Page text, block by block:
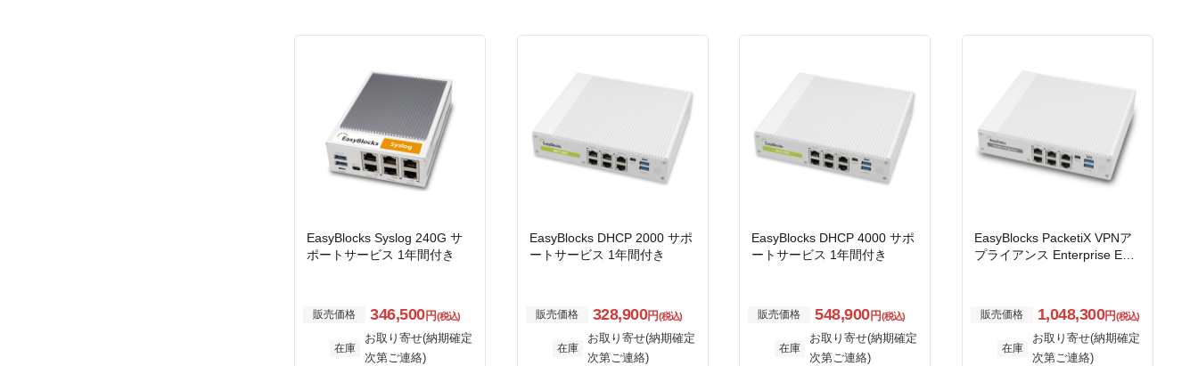
EasyBlocks Syslog 240G サ
ポートサービス 1年間付き
販売価格 346,500円(税込)
在庫
お取り寄せ(納期確定
次第ご連絡)
EasyBlocks DHCP 2000 サポ
ートサービス 1年間付き
販売価格 328,900円(税込)
在庫
お取り寄せ(納期確定
次第ご連絡)
EasyBlocks DHCP 4000 サポ
ートサービス 1年間付き
販売価格 548,900円(税込)
在庫
お取り寄せ(納期確定
次第ご連絡)
EasyBlocks PacketiX VPNア
プライアンス Enterprise Editi
販売価格 1,048,300円(税込)
在庫
お取り寄せ(納期確定
次第ご連絡)